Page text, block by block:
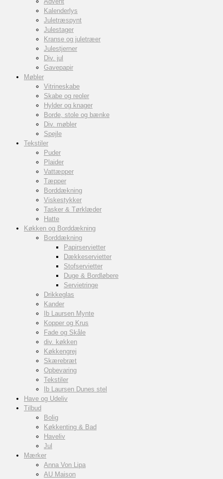
Kalenderlys
Juletræspynt
Julestager
Kranse og juletræer
Julestjerner
Div. jul
Gavepapir
Møbler
Vitrineskabe
Skabe og reoler
Hylder og knager
Borde, stole og bænke
Div. møbler
Spejle
Tekstiler
Puder
Plaider
Vattæpper
Tæpper
Borddækning
Viskestykker
Tasker & Tørklæder
Hatte
Køkken og Borddækning
Borddækning
Papirservietter
Dækkeservietter
Stofservietter
Duge & Bordløbere
Servietringe
Drikkeglas
Kander
Ib Laursen Mynte
Kopper og Krus
Fade og Skåle
div. køkken
Køkkengrej
Skærebræt
Opbevaring
Tekstiler
Ib Laursen Dunes stel
Have og Udeliv
Tilbud
Bolig
Køkkenting & Bad
Haveliv
Jul
Mærker
Anna Von Lipa
AU Maison